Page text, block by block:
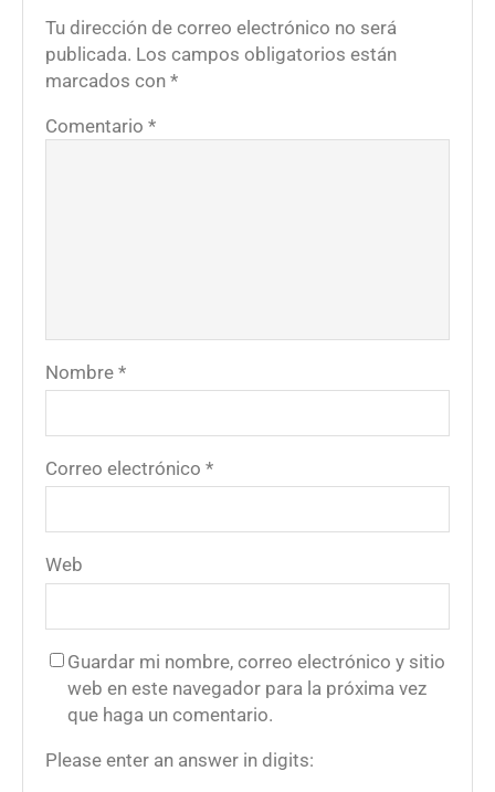
Tu dirección de correo electrónico no será
publicada. Los campos obligatorios están
marcados con *
Comentario *
Nombre *
Correo electrónico *
Web
Guardar mi nombre, correo electrónico y sitio
web en este navegador para la próxima vez
que haga un comentario.
Please enter an answer in digits: